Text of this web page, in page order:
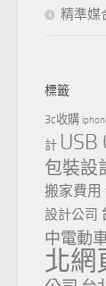
精準媒
標籤
3c收購
計 USB
包裝設
搬家費用
設計公司
中電動
北網